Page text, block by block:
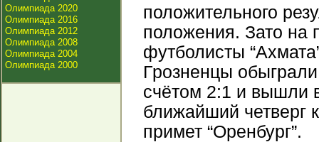
Олимпиада 2020
Олимпиада 2016
Олимпиада 2012
Олимпиада 2008
Олимпиада 2004
Олимпиада 2000
положительного
положения. Зато на
футболисты
Грозненцы
счётом 2:1 и вышли
ближайший четверг
примет “Оренбург”.